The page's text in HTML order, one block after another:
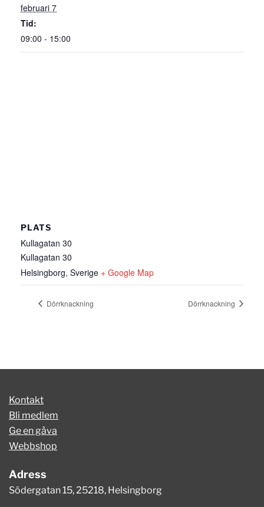
februari 7
Tid:
09:00 - 15:00
PLATS
Kullagatan 30
Kullagatan 30
Helsingborg, Sverige + Google Map
Dörrknackning Dörrknackning
Kontakt
Bli medlem
Ge en gåva
Webbshop
Adress
Södergatan 15, 25218, Helsingborg